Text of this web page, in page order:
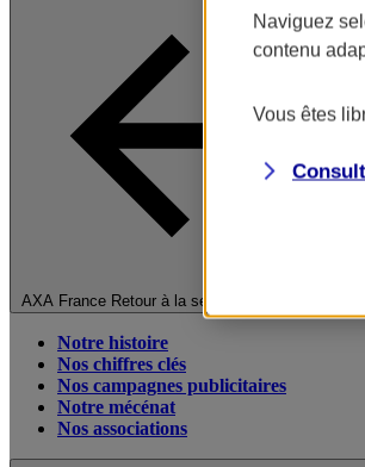
AXA France Retour à la section précédente
Notre histoire
Nos chiffres clés
Nos campagnes publicitaires
Notre mécénat
Nos associations
Naviguez
contenu
Vous êtes